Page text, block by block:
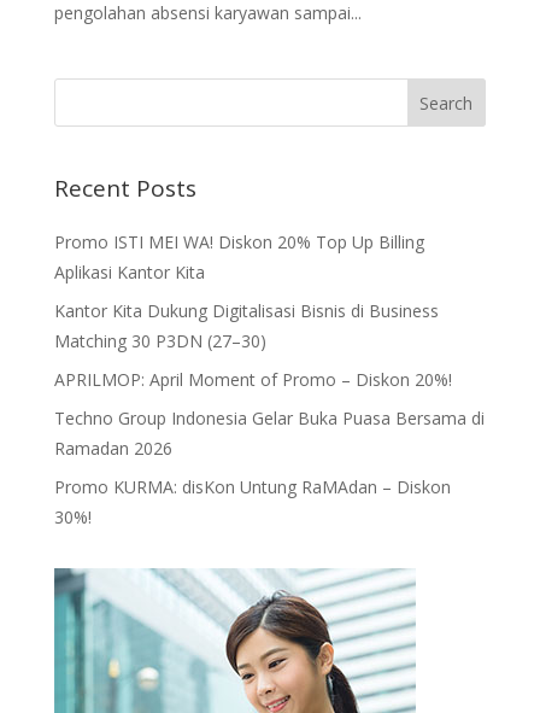
pengolahan absensi karyawan sampai...
Recent Posts
Promo ISTI MEI WA! Diskon 20% Top Up Billing
Aplikasi Kantor Kita
Kantor Kita Dukung Digitalisasi Bisnis di Business
Matching 30 P3DN (27–30)
APRILMOP: April Moment of Promo – Diskon 20%!
Techno Group Indonesia Gelar Buka Puasa Bersama di
Ramadan 2026
Promo KURMA: disKon Untung RaMAdan – Diskon
30%!